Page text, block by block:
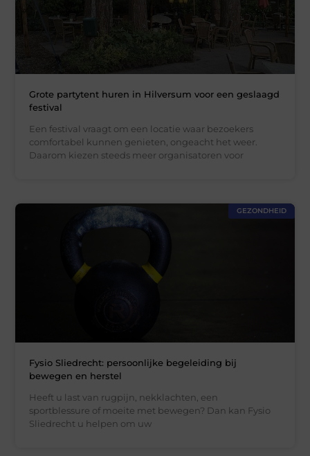
Grote partytent huren in Hilversum voor een geslaagd
festival
Een festival vraagt om een locatie waar bezoekers
comfortabel kunnen genieten, ongeacht het weer.
Daarom kiezen steeds meer organisatoren voor
GEZONDHEID
Fysio Sliedrecht: persoonlijke begeleiding bij
bewegen en herstel
Heeft u last van rugpijn, nekklachten, een
sportblessure of moeite met bewegen? Dan kan Fysio
Sliedrecht u helpen om uw